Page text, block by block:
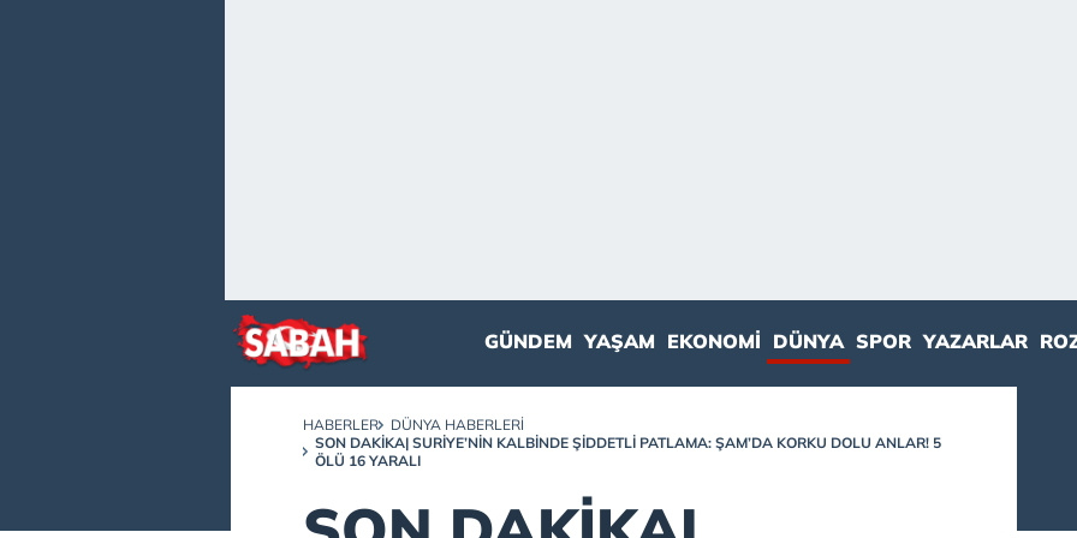
GÜNDEM YAŞAM EKONOMI DÜNYA SPOR YAZARLAR
HABERLER
DÜNYA HABERLERI
SON DAKİKA| SURIYE’NIN KALBINDE ŞIDDETLI PATLAMA: ŞAM’DA KORKU DOLU ANLAR! 5
ÖLÜ 16 YARALI